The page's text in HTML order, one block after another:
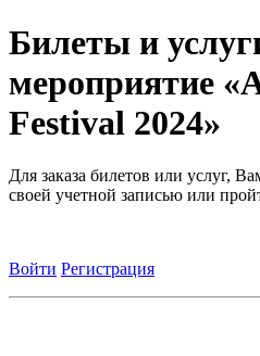
Билеты и
мероприятие
Festival 2024»
Для заказа билетов или услуг,
своей учетной записью или
Войти Регистрация